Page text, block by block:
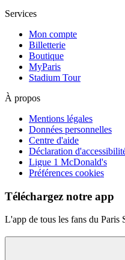
Services
Mon compte
Billetterie
Boutique
MyParis
Stadium Tour
À propos
Mentions légales
Données personnelles
Centre d'aide
Déclaration
Ligue 1 McDonald's
Préférences cookies
Téléchargez notre app
L'app de tous les fans du